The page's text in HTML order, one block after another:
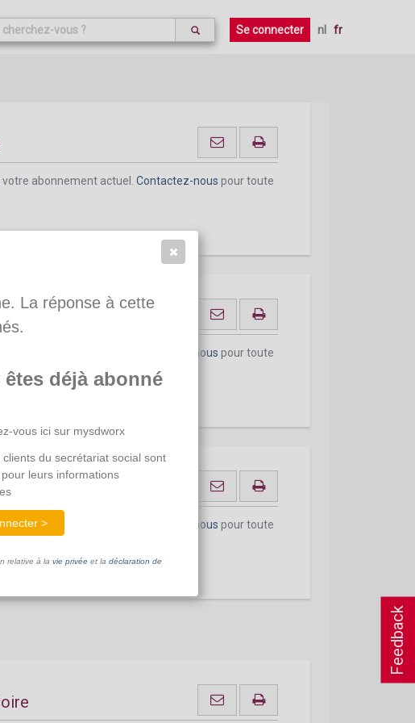
Feedback
Se connecter nl fr
abonnement actuel. Contactez-nous pour toute
cessions
Contactez-nous pour toute
abonnement actuel. Contactez-nous pour toute
La réponse à cette
êtes déjà abonné
vous ici sur mysdworx
clients du secrétariat social sont
leurs informations
>
relative à la vie privéeet la déclaration de